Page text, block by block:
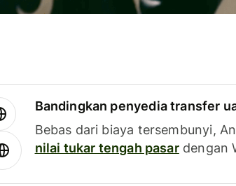
Bandingkan penyedia transfer
Bebas dari biaya tersembunyi,
nilai tukar tengah pasardengan